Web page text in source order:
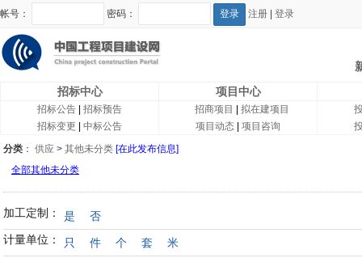
帐号： 密码： 注册 登录
招标中心
项目中心
招标公告
招标预告
招标变更
中标公告
招商项目
拟在建项目
项目动态
项目咨询
分类 ： 供应 > 其他未分类 [在此发布信息]
全部其他未分类
加工定制： 是
否
计量单位：
只 件 个 套 米